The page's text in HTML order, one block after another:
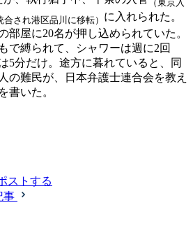
（東京入
され港区品川に移転） に入れられた。
部屋に20名が押し込められていた。
で縛られて、シャワーは週に2回
5分だけ。途方に暮れていると、同
の難民が、日本弁護士連合会を教え
書いた。
ストする
事